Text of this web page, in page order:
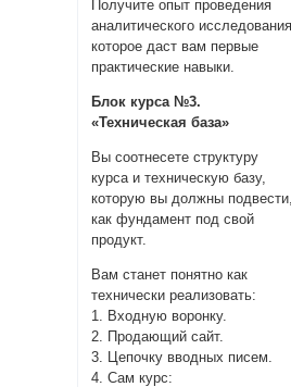
Получите опыт проведения
аналитического
которое даст вам первые
практические навыки.
Блок курса №3.
«Техническая база»
Вы соотнесете структуру
курса и техническую базу,
которую вы должны
как фундамент под свой
продукт.
Вам станет понятно как
технически реализовать:
1. Входную воронку.
2. Продающий сайт.
3. Цепочку вводных писем.
4. Сам курс: